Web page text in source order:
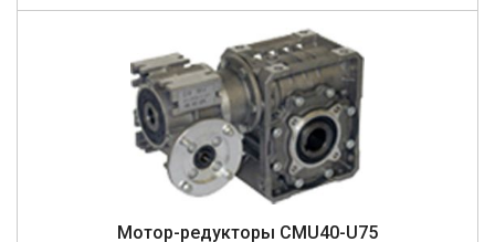
Мотор-редукторы CMU40-U75